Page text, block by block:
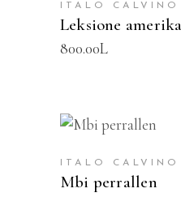
ITALO CALVINO
Leksione
800.00L
SHTOJE
ITALO CALVINO
Mbi perrallen